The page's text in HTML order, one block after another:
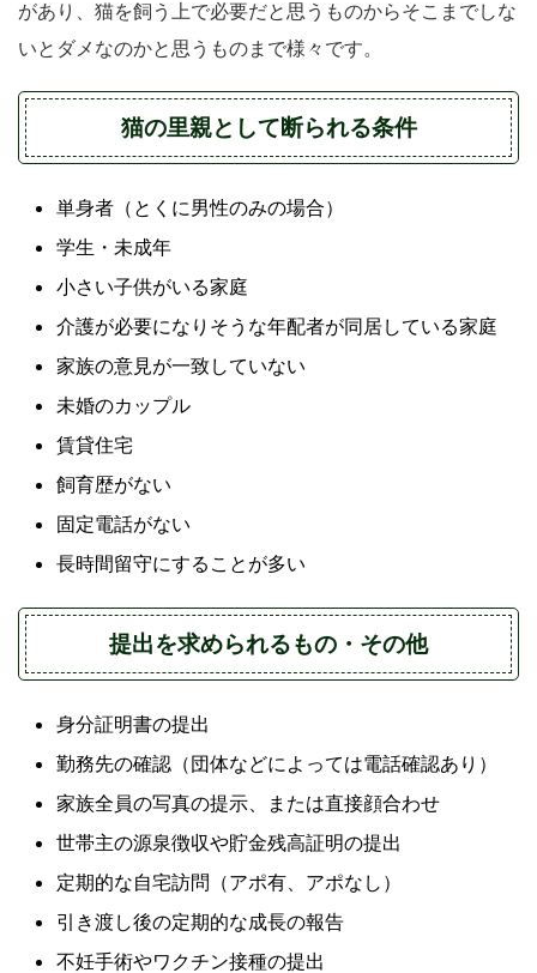
があり、猫を飼う上で必要だと思うものからそこまでしな
いとダメなのかと思うものまで様々です。
猫の里親として断られる条件
単身者（とくに男性のみの場合）
学生・未成年
小さい子供がいる家庭
介護が必要になりそうな年配者が同居している家庭
家族の意見が一致していない
未婚のカップル
賃貸住宅
飼育歴がない
固定電話がない
長時間留守にすることが多い
提出を求められるもの・その他
身分証明書の提出
勤務先の確認（団体などによっては電話確認あり）
家族全員の写真の提示、または直接顔合わせ
世帯主の源泉徴収や貯金残高証明の提出
定期的な自宅訪問（アポ有、アポなし）
引き渡し後の定期的な成長の報告
不妊手術やワクチン接種の提出